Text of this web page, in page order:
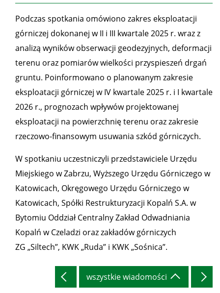
Podczas spotkania omówiono zakres eksploatacji
górniczej dokonanej w II i III kwartale 2025 r. wraz z
analizą wyników obserwacji geodezyjnych, deformacji
terenu oraz pomiarów wielkości przyspieszeń drgań
gruntu. Poinformowano o planowanym zakresie
eksploatacji górniczej w IV kwartale 2025 r. i I kwartale
2026 r., prognozach wpływów projektowanej
eksploatacji na powierzchnię terenu oraz zakresie
rzeczowo-finansowym usuwania szkód górniczych.
W spotkaniu uczestniczyli przedstawiciele Urzędu
Miejskiego w Zabrzu, Wyższego Urzędu Górniczego w
Katowicach, Okręgowego Urzędu Górniczego w
Katowicach, Spółki Restrukturyzacji Kopalń S.A. w
Bytomiu Oddział Centralny Zakład Odwadniania
Kopalń w Czeladzi oraz zakładów górniczych
ZG „Siltech”, KWK „Ruda” i KWK „Sośnica”.
wszystkie wiadomości